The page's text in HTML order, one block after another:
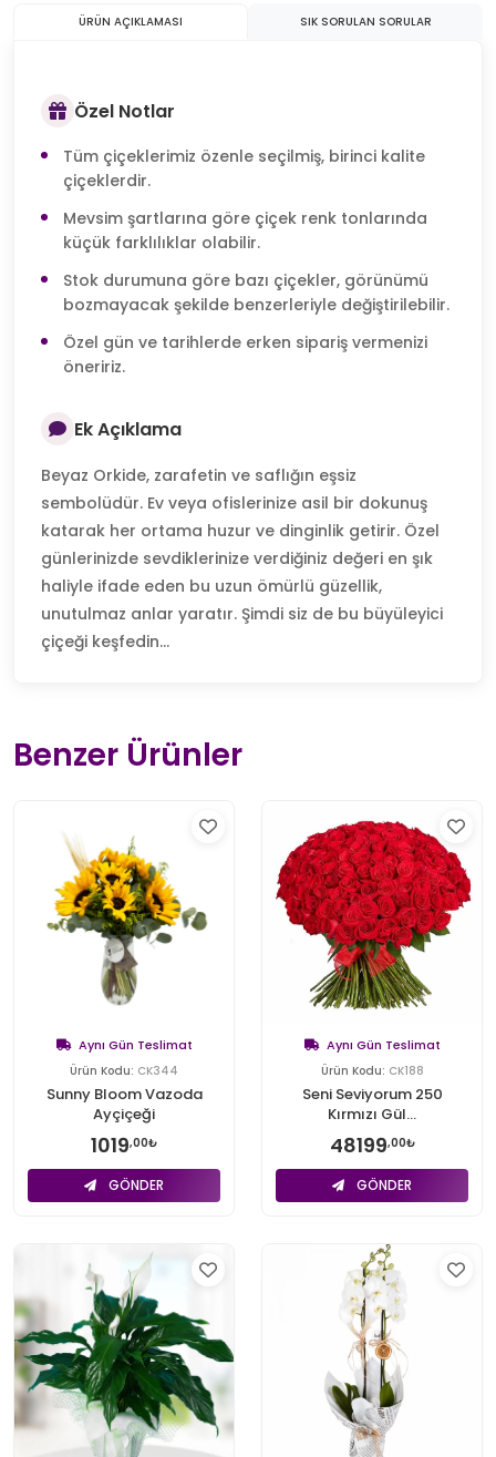
ÜRÜN AÇIKLAMASI SIK SORULAN SORULAR
Özel Notlar
Tüm çiçeklerimiz özenle seçilmiş, birinci kalite
çiçeklerdir.
Mevsim şartlarına göre çiçek renk tonlarında
küçük farklılıklar olabilir.
Stok durumuna göre bazı çiçekler, görünümü
bozmayacak şekilde benzerleriyle değiştirilebilir.
Özel gün ve tarihlerde erken sipariş vermenizi
öneririz.
Ek Açıklama
Beyaz Orkide, zarafetin ve saflığın eşsiz
sembolüdür. Ev veya ofislerinize asil bir dokunuş
katarak her ortama huzur ve dinginlik getirir. Özel
günlerinizde sevdiklerinize verdiğiniz değeri en şık
haliyle ifade eden bu uzun ömürlü güzellik,
unutulmaz anlar yaratır. Şimdi siz de bu büyüleyici
çiçeği keşfedin...
Benzer Ürünler
Aynı Gün Teslimat
Ürün Kodu: CK344
Sunny Bloom Vazoda
Ayçiçeği
1019,00₺
GÖNDER
Aynı Gün Teslimat
Ürün Kodu: CK188
Seni Seviyorum 250
Kırmızı Gül...
48199,00₺
GÖNDER